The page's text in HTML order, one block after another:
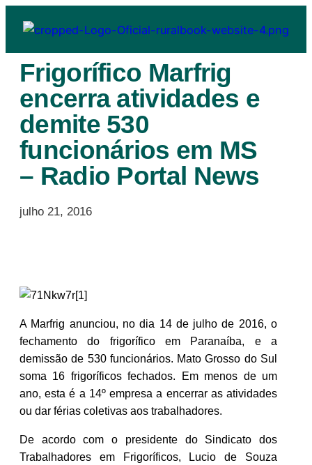
Frigorífico Marfrig
encerra atividades e
demite 530
funcionários em MS
– Radio Portal News
julho 21, 2016
A Marfrig anunciou, no dia 14 de julho de 2016, o
fechamento do frigorífico em Paranaíba, e a
demissão de 530 funcionários. Mato Grosso do Sul
soma 16 frigoríficos fechados. Em menos de um
ano, esta é a 14º empresa a encerrar as atividades
ou dar férias coletivas aos trabalhadores.
De acordo com o presidente do Sindicato dos
Trabalhadores em Frigoríficos, Lucio de Souza